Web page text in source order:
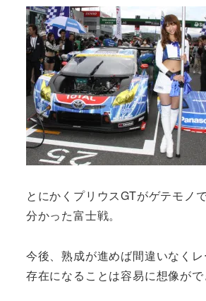
とにかくプリウスGTがゲテモノ
分かった富士戦。
今後、熟成が進めば間違いなく
存在になることは容易に想像がで